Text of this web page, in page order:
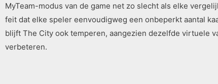
MyTeam-modus van de game net zo slecht als elke
feit dat elke speler eenvoudigweg een onbeperkt aantal
blijft The City ook temperen, aangezien dezelfde virtuele
verbeteren.